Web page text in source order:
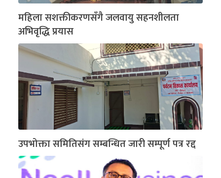
महिला सशक्तीकरणसँगै जलवायु सहनशीलता
अभिवृद्धि प्रयास
उपभोक्ता समितिसंग सम्बन्धित जारी सम्पूर्ण पत्र रद्द